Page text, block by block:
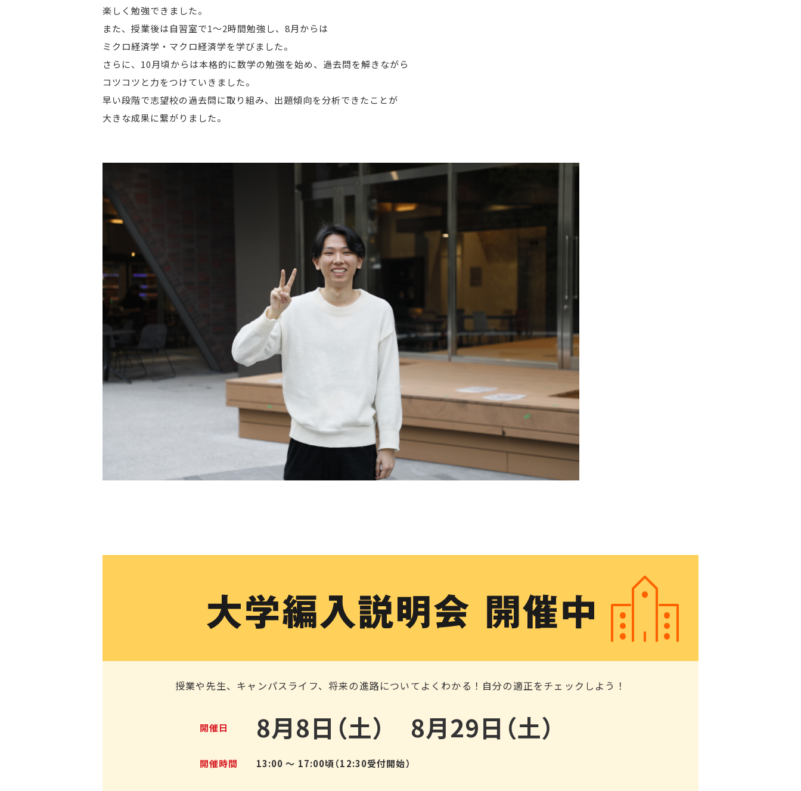
楽しく勉強できました。
また、授業後は自習室で1～2時間勉強し、8月からは
ミクロ経済学・マクロ経済学を学びました。
さらに、10月頃からは本格的に数学の勉強を始め、過去問を解きながら
コツコツと力をつけていきました。
早い段階で志望校の過去問に取り組み、出題傾向を分析できたことが
大きな成果に繋がりました。
授業や先生、キャンパスライフ、将来の進路についてよくわかる！自分の適正をチェックしよう！
開催日 8月8日（土） 8月29日（土）
開催時間 13:00 ～ 17:00頃（12:30受付開始）